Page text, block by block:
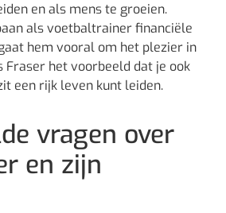
en als mens te groeien.
als voetbaltrainer financiële
hem vooral om het plezier in
Fraser het voorbeeld dat je ook
een rijk leven kunt leiden.
vragen over
en zijn